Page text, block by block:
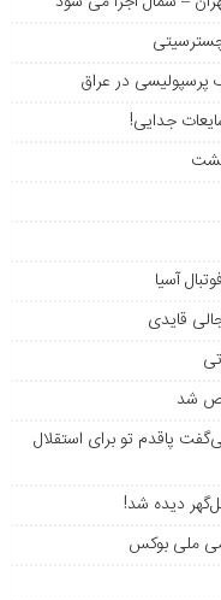
پرسپولیسی در عراق
جدایی!
آسیا
قایدی
پاقدم تو برای استقلال
دیده شد!
ملی بوکس